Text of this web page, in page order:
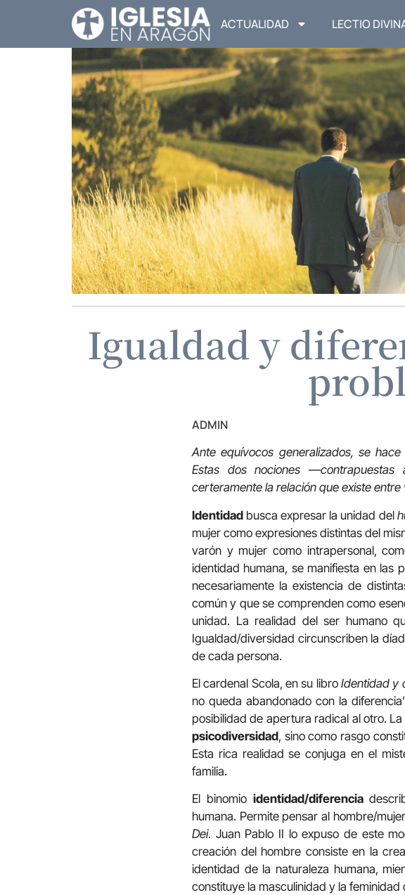
ACTUALIDAD LECTIO
Igualdad y
ADMIN
Ante equívocos generalizados, se
Estas dos nociones
certeramente la relación que existe entre
Identidad busca expresar la unidad del
mujer como expresiones distintas del
varón y mujer como intrapersonal,
identidad humana, se manifiesta en las
necesariamente la existencia de
común y que se comprenden como
unidad. La realidad del ser humano
Igualdad/diversidad circunscriben la
de cada persona.
El cardenal Scola, en su libro Identidad y
no queda abandonado con la
posibilidad de apertura radical al otro.
psicodiversidad, sino como rasgo
Esta rica realidad se conjuga en el
familia.
El binomio identidad/diferencia
humana. Permite pensar al hombre/
Dei. Juan Pablo II lo expuso de este
creación del hombre consiste en la
identidad de la naturaleza humana,
constituye la masculinidad y la